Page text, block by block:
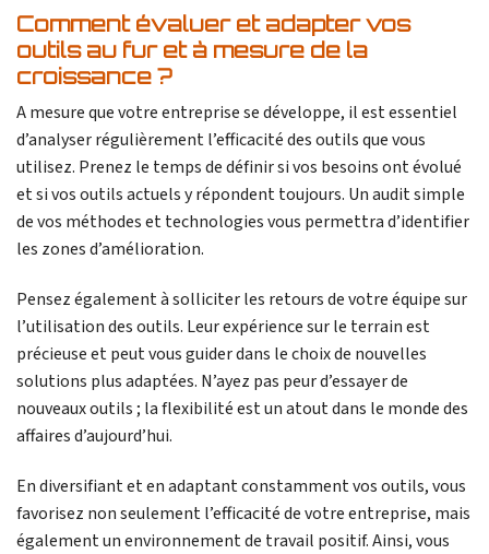
Comment évaluer et adapter vos
outils au fur et à mesure de la
croissance ?
A mesure que votre entreprise se développe, il est essentiel
d’analyser régulièrement l’efficacité des outils que vous
utilisez. Prenez le temps de définir si vos besoins ont évolué
et si vos outils actuels y répondent toujours. Un audit simple
de vos méthodes et technologies vous permettra d’identifier
les zones d’amélioration.
Pensez également à solliciter les retours de votre équipe sur
l’utilisation des outils. Leur expérience sur le terrain est
précieuse et peut vous guider dans le choix de nouvelles
solutions plus adaptées. N’ayez pas peur d’essayer de
nouveaux outils ; la flexibilité est un atout dans le monde des
affaires d’aujourd’hui.
En diversifiant et en adaptant constamment vos outils, vous
favorisez non seulement l’efficacité de votre entreprise, mais
également un environnement de travail positif. Ainsi, vous